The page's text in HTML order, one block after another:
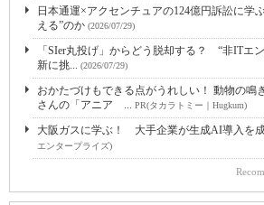
日本通運×アクセンチュアの124億円訴訟に学
える”のか (2026/07/29)
「SIer丸投げ」からどう脱却する？ “非ITエ
新に挑... (2026/07/29)
おかたづけもできる点がうれしい！ 動物の鳴
さんの「アニア ... PR(タカラトミー｜Hugkum)
大阪ガスに学ぶ！ 大手企業が生成AI導入を
エンタープライズ)